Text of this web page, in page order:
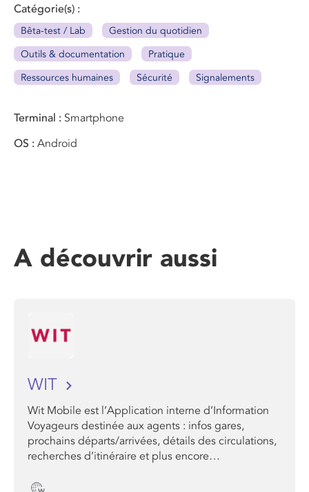
Catégorie(s)
Bêta-test / Lab
Gestion du quotidien
Outils & documentation
Pratique
Ressources humaines
Sécurité Signalements
Terminal
Smartphone
OS
Android
A découvrir aussi
WIT
Wit Mobile est l’Application interne d’Information
Voyageurs destinée aux agents : infos gares,
prochains départs/arrivées, détails des circulations,
recherches d’itinéraire et plus encore…